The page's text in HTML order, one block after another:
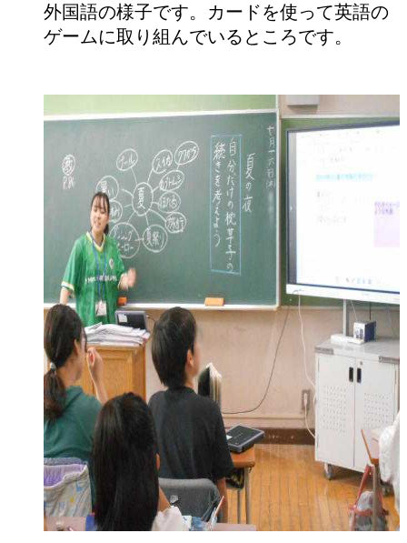
外国語の様子です。カードを使って英語の
ゲームに取り組んでいるところです。